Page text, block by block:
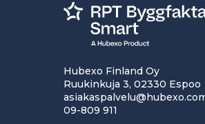
Hubexo Finland Oy
Ruukinkuja 3, 02330 Espoo
09-809 911